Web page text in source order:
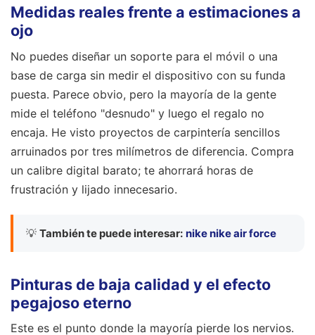
Medidas reales frente a estimaciones a
ojo
No puedes diseñar un soporte para el móvil o una
base de carga sin medir el dispositivo con su funda
puesta. Parece obvio, pero la mayoría de la gente
mide el teléfono "desnudo" y luego el regalo no
encaja. He visto proyectos de carpintería sencillos
arruinados por tres milímetros de diferencia. Compra
un calibre digital barato; te ahorrará horas de
frustración y lijado innecesario.
💡 También te puede interesar: nike nike air force
Pinturas de baja calidad y el efecto
pegajoso eterno
Este es el punto donde la mayoría pierde los nervios.